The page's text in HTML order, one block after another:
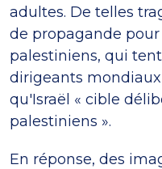
adultes. De telles
de propagande
palestiniens, qui
dirigeants
qu'Israël « cible
palestiniens ».
En réponse, des